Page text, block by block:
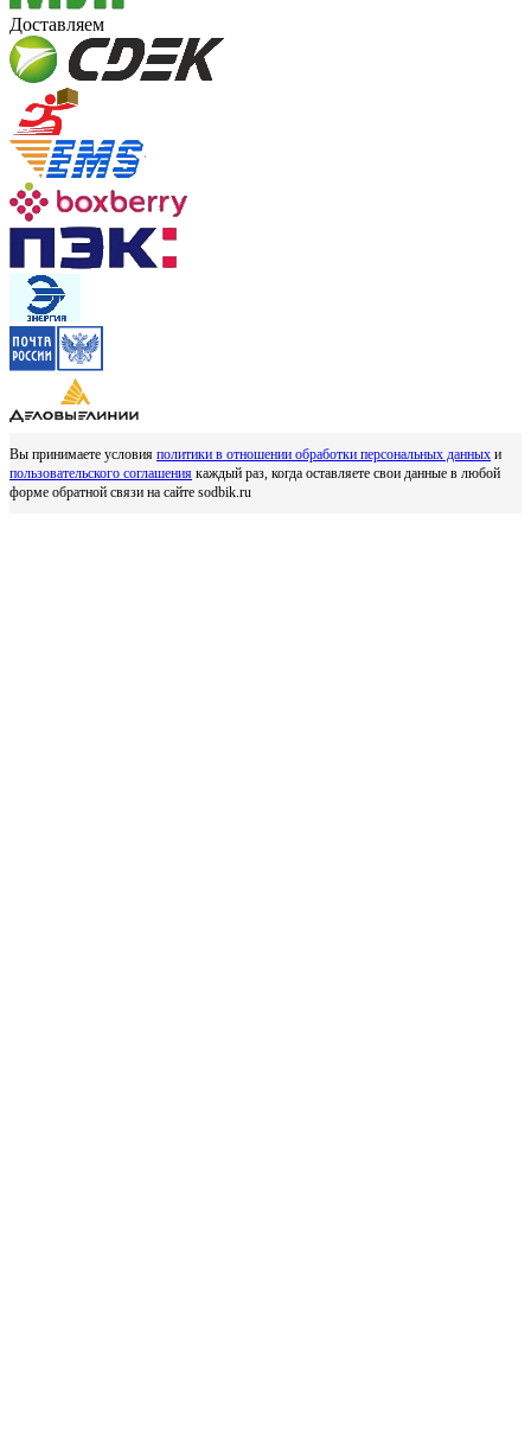
Доставляем
Вы принимаете условия политики в отношении обработки персональных данных и
пользовательского соглашения каждый раз, когда оставляете свои данные в любой
форме обратной связи на сайте sodbik.ru